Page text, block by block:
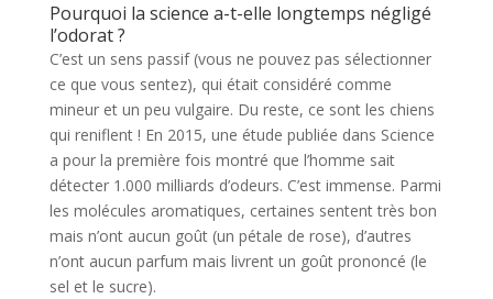
Pourquoi la science a-t-elle longtemps négligé
l’odorat ?
C’est un sens passif (vous ne pouvez pas sélectionner
ce que vous sentez), qui était considéré comme
mineur et un peu vulgaire. Du reste, ce sont les chiens
qui reniflent ! En 2015, une étude publiée dans Science
a pour la première fois montré que l’homme sait
détecter 1.000 milliards d’odeurs. C’est immense. Parmi
les molécules aromatiques, certaines sentent très bon
mais n’ont aucun goût (un pétale de rose), d’autres
n’ont aucun parfum mais livrent un goût prononcé (le
sel et le sucre).